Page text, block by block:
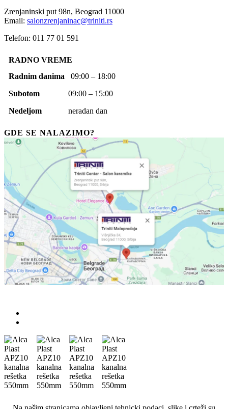
Zrenjaninski put 98n, Beograd 11000
Email: salonzrenjaninac@triniti.rs
Telefon: 011 77 01 591
RADNO VREME
Radnim danima 09:00 – 18:00
Subotom 09:00 – 15:00
Nedeljom neradan dan
GDE SE NALAZIMO?